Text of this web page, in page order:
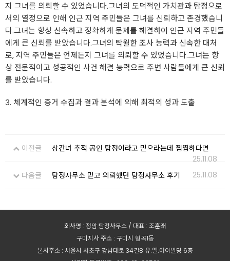
지 그녀를 의뢰할 수 있었습니다.그녀의 도덕적인 가치관과 탐정으로
서의 열정으로 인해 인근 지역 주민들은 그녀를 신뢰하고 존경했습니
다.그녀는 항상 신속하고 정확하게 문제를 해결하여 인근 지역 주민들
에게 큰 신뢰를 받았습니다.그녀의 탁월한 조사 능력과 신속한 대처
로, 지역 주민들은 언제든지 그녀를 의뢰할 수 있었습니다.그녀는 항
상 전문적이고 성공적인 사건 해결 능력으로 주변 사람들에게 큰 신뢰
를 받았습니다.
3. 체계적인 증거 수집과 결과 분석에 의해 최적의 성과 도출
이전글
상간녀 추적 공인 탐정이라고 믿으라는데 찜찜하다면
25.11.08
다음글
탐정사무소 믿고 의뢰했던 탐정사무소 후기 25.11.08
회사명 : 정암 탐정사무소 / 대표 : 조훈래
구미지사 주소 : 구미시 형곡1동
본사주소 : 서울시 서초구 강남대로 34길8 유.엘.아이빌딩 6층